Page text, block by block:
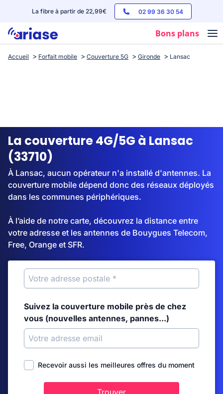
La fibre à partir de 22,99€ 02 99 36 30 54
Bons plans
Box internet
Streaming
Accueil Forfait mobile Couverture 5G Gironde Lansac
La couverture 4G/5G à Lansac
(33710)
À Lansac, aucun opérateur n'a installé d'antennes. La
couverture mobile dépend donc des réseaux déployés
dans les communes périphériques.
À l’aide de notre carte, découvrez la distance entre
votre adresse et les antennes de Bouygues Telecom,
Free, Orange et SFR.
Suivez la couverture mobile près de chez
vous (nouvelles antennes, pannes...)
Recevoir aussi les meilleures offres du moment
Trouver